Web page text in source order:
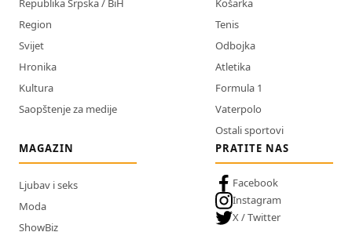
Region
Svijet
Hronika
Kultura
Saopštenje za medije
Tenis
Odbojka
Atletika
Formula 1
Vaterpolo
Ostali sportovi
MAGAZIN
Ljubav i seks
Moda
ShowBiz
PRATITE NAS
Facebook
Instagram
X / Twitter